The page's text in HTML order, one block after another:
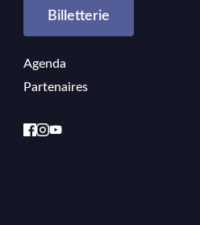
Billetterie
Agenda
Partenaires